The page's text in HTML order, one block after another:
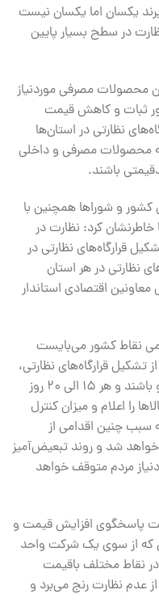
یکسان اما یکسان نیست
در سطح بسیار پایین
محصولات مصرفی موردنیاز
ثبات و کاهش قیمت
نظارتی در استان‌ها
محصولات مصرفی و داخلی
باشند.
و شوراها همچنین با
کرد: نظارت در
قرارگاه‌های‌ نظارتی در
نظارتی در هر استان
اقتصادی استاندار
نقاط کشور می‌بایست
قرارگاه‌های نظارتی،
مسئولان مربوطه آن می‌بایست پاسخگو باشند و هر ۱۵ الی ۲۰ روز
را اعلام و میزان کنترل
سبب چنین اقدامی از
شد و روند تبعیض‌آمیز
مردم متوقف خواهد
پاسخگوی افزایش قیمت و
که از سوی یک شرکت واحد
نقاط مختلف باقیمت
عدم نظارت رنج می‌برد و